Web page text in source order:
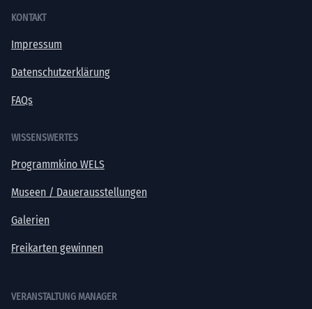
KONTAKT
Impressum
Datenschutzerklärung
FAQs
WISSENSWERTES
Programmkino WELS
Museen / Dauerausstellungen
Galerien
Freikarten gewinnen
VERANSTALTUNG MANAGER